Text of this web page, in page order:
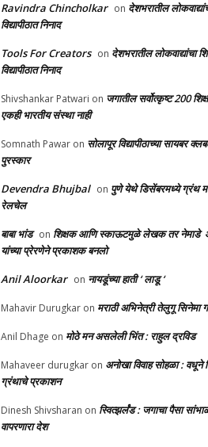
Ravindra Chincholkar on देशभरातील
विद्यापीठात निनाद
Tools For Creators on देशभरातील लोकवाद्यांचा
विद्यापीठात निनाद
Shivshankar Patwari on जगातील सर्वोत्कृष्ट 200
एकही भारतीय संस्था नाही
Somnath Pawar on सोलापूर विद्यापीठाच्या सायबर
पुरस्कार
Devendra Bhujbal on पुणे येथे डिसेंबरमध्ये ग्रंथ
रेलचेल
बाबा भांड on शिक्षक आणि स्काऊटमुळे लेखक तर नेमाडे
यांच्या प्रेरणेने प्रकाशक बनलो
Anil Aloorkar on नायडूंच्या हाती ‘ लाडू ‘
Mahavir Durugkar on मराठी अभिनेत्री तेलुगू सिनेमा
Anil Dhage on मोठे मन असलेली भिंत : राहुल द्रविड
Mahaveer durugkar on अनोखा विवाह सोहळा : वधूने
ग्रंथाचे प्रकाशन
Dinesh Shivsharan on स्वित्झर्लंड : जगाचा पैसा
वापरणारा देश